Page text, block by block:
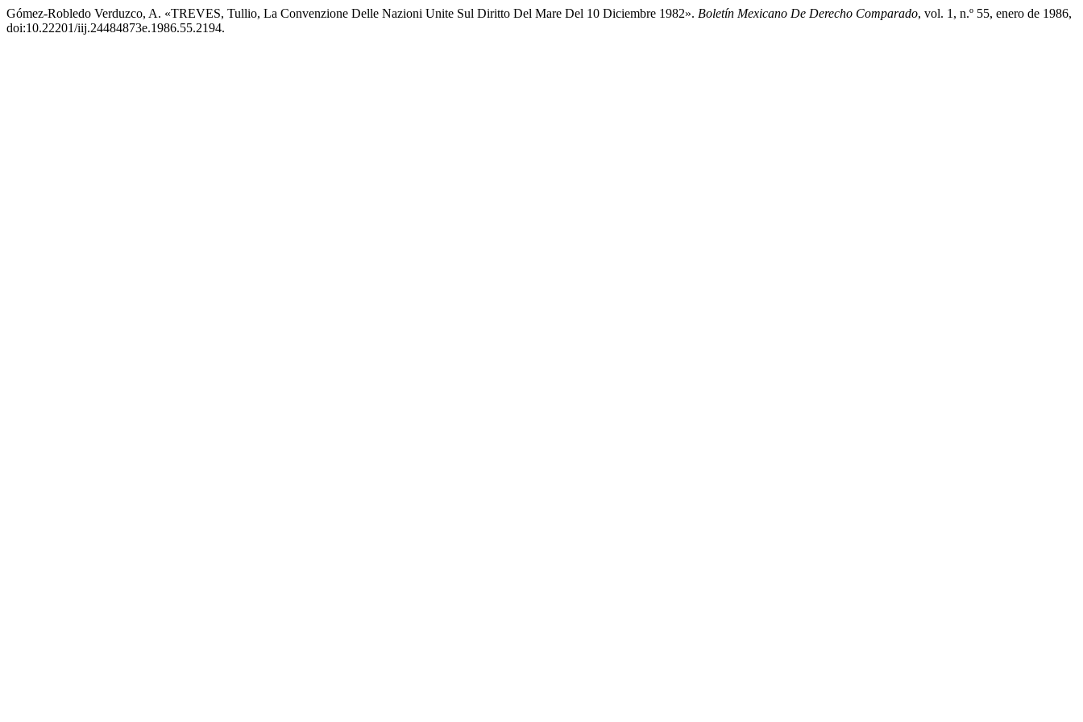
Gómez-Robledo Verduzco, A. «TREVES, Tullio, La Convenzione Delle Nazioni Unite Sul Diritto Del Mare Del 10 Diciembre 1982». Boletín Mexicano De Derecho Comparado, vol. 1, n.º 55, enero de 1986,
doi:10.22201/iij.24484873e.1986.55.2194.